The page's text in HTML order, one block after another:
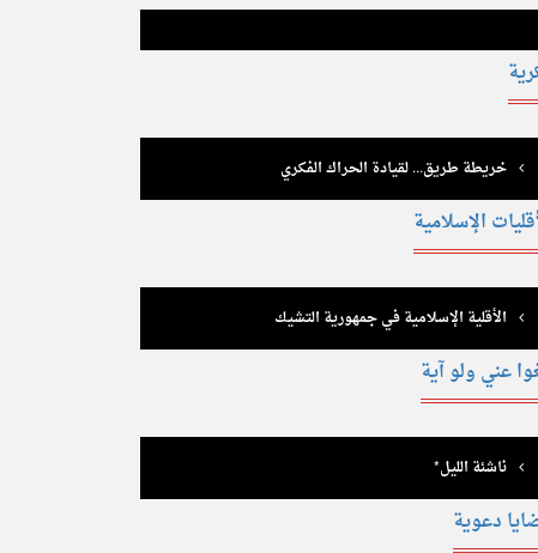
خريطة طريق... لقيادة الحراك الفكري
الإسلامية
الأقلية الإسلامية في جمهورية التشيك
عني ولو آية
ناشئة الليل*
دعوية